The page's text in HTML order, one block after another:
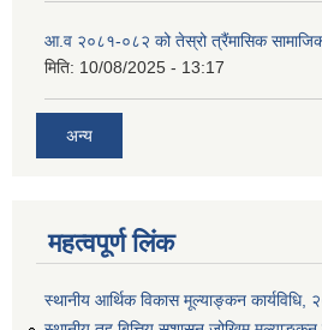
आ.व २०८१-०८२ को तेस्रो त्रैंमासिक सामाजिक
मिति: 10/08/2025 - 13:17
अन्य
महत्वपूर्ण लिंक
स्थानीय आर्थिक विकास मूल्याङ्कन कार्यविधि,